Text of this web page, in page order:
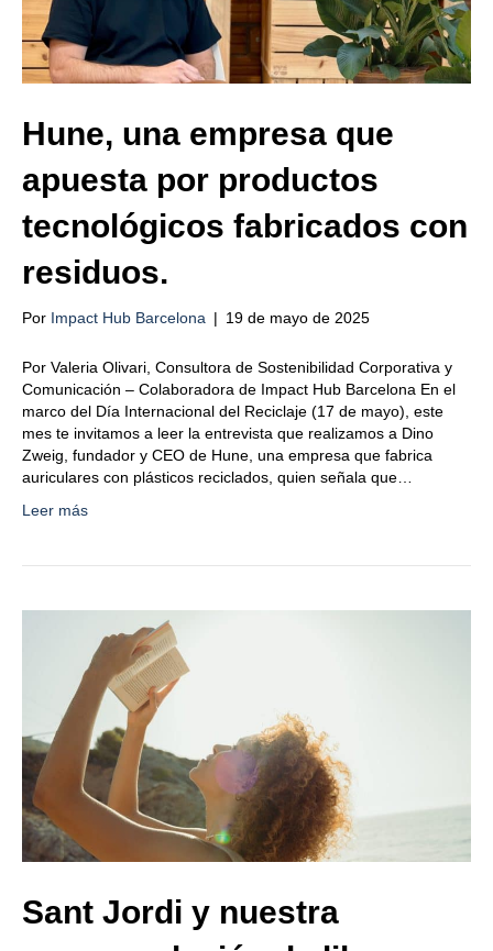
Hune, una empresa que
apuesta por productos
tecnológicos fabricados con
residuos.
Por Impact Hub Barcelona | 19 de mayo de 2025
Por Valeria Olivari, Consultora de Sostenibilidad Corporativa y
Comunicación – Colaboradora de Impact Hub Barcelona En el
marco del Día Internacional del Reciclaje (17 de mayo), este
mes te invitamos a leer la entrevista que realizamos a Dino
Zweig, fundador y CEO de Hune, una empresa que fabrica
auriculares con plásticos reciclados, quien señala que…
Leer más
Sant Jordi y nuestra